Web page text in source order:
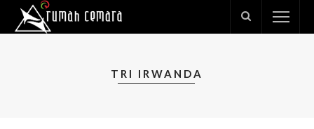
TRI IRWANDA